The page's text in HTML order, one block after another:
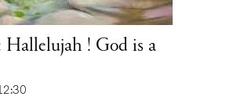
! God is a